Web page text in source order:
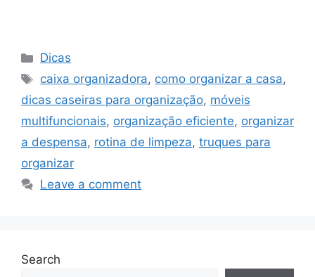
Categories
Dicas
Tags
caixa organizadora, como organizar a casa,
dicas caseiras para organização, móveis
multifuncionais, organização eficiente, organizar
a despensa, rotina de limpeza, truques para
organizar
Leave a comment
Search